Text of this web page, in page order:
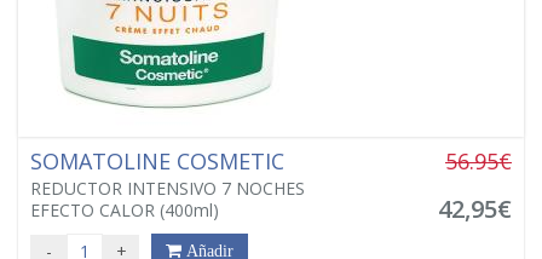
SOMATOLINE COSMETIC
REDUCTOR INTENSIVO 7 NOCHES
EFECTO CALOR (400ml)
56.95€
42,95€
- + Añadir